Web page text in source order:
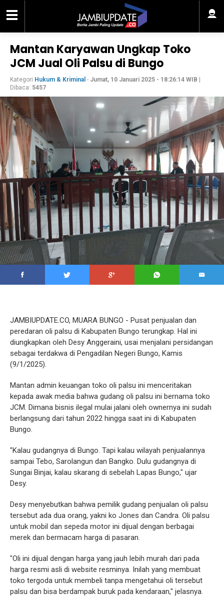
Mantan Karyawan Ungkap Toko
JCM Jual Oli Palsu di Bungo
Kategori Hukum & Kriminal - Jumat, 10 Januari 2025 - 18:26:14 WIB
Dibaca: 5457
JAMBIUPDATE.CO, MUARA BUNGO - Pusat penjualan dan
peredaran oli palsu di Kabupaten Bungo terungkap. Hal ini
diungkapkan oleh Desy Anggeraini, usai menjalani persidangan
sebagai terdakwa di Pengadilan Negeri Bungo, Kamis
(9/1/2025).
Mantan admin keuangan toko oli palsu ini menceritakan
kepada awak media bahwa gudang oli palsu ini bernama toko
JCM. Dimana bisnis ilegal mulai jalani oleh ownernya ini sudah
berlangsung dari tahun 2022 hingga saat ini di Kabupaten
Bungo.
"Kalau gudangnya di Bungo. Tapi kalau wilayah penjualannya
sampai Tebo, Sarolangun dan Bangko. Dulu gudangnya di
Sungai Binjai, kalau skarang di sebelah Lapas Bungo," ujar
Desy.
Desy menyebutkan bahwa pemilik gudang penjualan oli palsu
tersebut ada dua orang, yakni ko Jones dan Candra. Oli palsu
untuk mobil dan sepeda motor ini dijual dengan berbagai
merek dan bermacam harga di pasaran.
"Oli ini dijual dengan harga yang jauh lebih murah dari pada
harga resmi asli di website resminya. Inilah yang membuat
toko tergoda untuk membeli tanpa mengetahui oli tersebut
palsu dan bisa berdampak buruk pada kendaraan," jelasnya.